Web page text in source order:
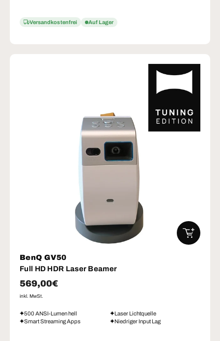
Versandkostenfrei Auf Lager
BenQ GV50
Full HD HDR Laser Beamer
Normaler Preis
569,00€
inkl. MwSt.
500 ANSI-Lumen hell
Laser Lichtquelle
Smart Streaming Apps
Niedriger Input Lag
IN DEN